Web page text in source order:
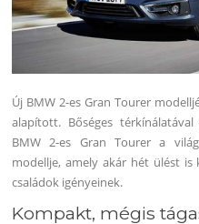
Új BMW 2-es Gran Tourer
alapított. Bőséges
BMW 2-es Gran Tourer a
modellje, amely akár hét ülést
családok igényeinek.
Kompakt, mégis